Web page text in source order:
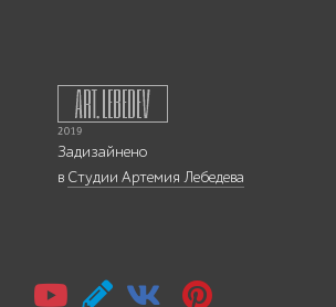
Задизайнено
в Студии Артемия Лебедева